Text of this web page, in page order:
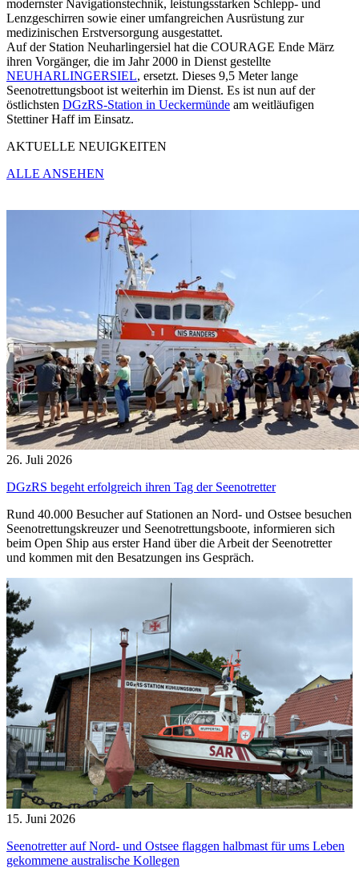
modernster Navigationstechnik, leistungsstarken Schlepp- und
Lenzgeschirren sowie einer umfangreichen Ausrüstung zur
medizinischen Erstversorgung ausgestattet.
Auf der Station Neuharlingersiel hat die COURAGE Ende März
ihren Vorgänger, die im Jahr 2000 in Dienst gestellte
NEUHARLINGERSIEL, ersetzt. Dieses 9,5 Meter lange
Seenotrettungsboot ist weiterhin im Dienst. Es ist nun auf der
östlichsten DGzRS-Station in Ueckermünde am weitläufigen
Stettiner Haff im Einsatz.
AKTUELLE NEUIGKEITEN
ALLE ANSEHEN
26. Juli 2026
DGzRS begeht erfolgreich ihren Tag der Seenotretter
Rund 40.000 Besucher auf Stationen an Nord- und Ostsee besuchen
Seenotrettungskreuzer und Seenotrettungsboote, informieren sich
beim Open Ship aus erster Hand über die Arbeit der Seenotretter
und kommen mit den Besatzungen ins Gespräch.
15. Juni 2026
Seenotretter auf Nord- und Ostsee flaggen halbmast für ums Leben
gekommene australische Kollegen